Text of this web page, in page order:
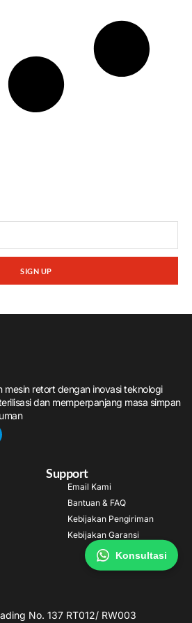
SIGN UP
mesin retort dengan inovasi teknologi
dan memperpanjang masa simpan
Support
Email Kami
Bantuan & FAQ
Kebijakan Pengiriman
Kebijakan Garansi
No. 137 RT012/ RW003
Konsultasi